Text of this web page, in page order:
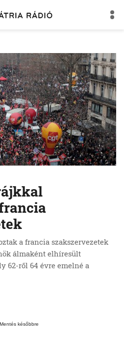
a francia szakszervezetek
álmaként elhíresült
62-ről 64 évre emelné a
Mentés későbbre